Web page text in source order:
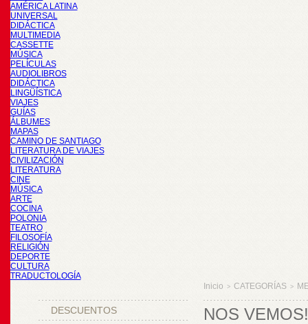
AMÉRICA LATINA
UNIVERSAL
DIDÁCTICA
MULTIMEDIA
CASSETTE
MÚSICA
PELÍCULAS
AUDIOLIBROS
DIDÁCTICA
LINGÜÍSTICA
VIAJES
GUÍAS
ÁLBUMES
MAPAS
CAMINO DE SANTIAGO
LITERATURA DE VIAJES
CIVILIZACIÓN
LITERATURA
CINE
MÚSICA
ARTE
COCINA
POLONIA
TEATRO
FILOSOFÍA
RELIGIÓN
DEPORTE
CULTURA
TRADUCTOLOGÍA
DESCUENTOS
Inicio > CATEGORÍAS >
NOS